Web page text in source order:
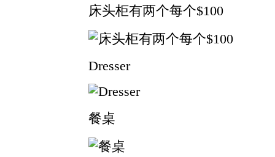
床头柜有两个每个$100
Dresser
餐桌